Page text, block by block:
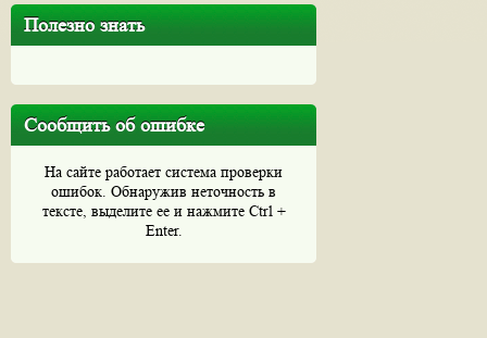
Полезно знать
Сообщить об ошибке
На сайте работает система проверки
ошибок. Обнаружив неточность в
тексте, выделите ее и нажмите Ctrl +
Enter.